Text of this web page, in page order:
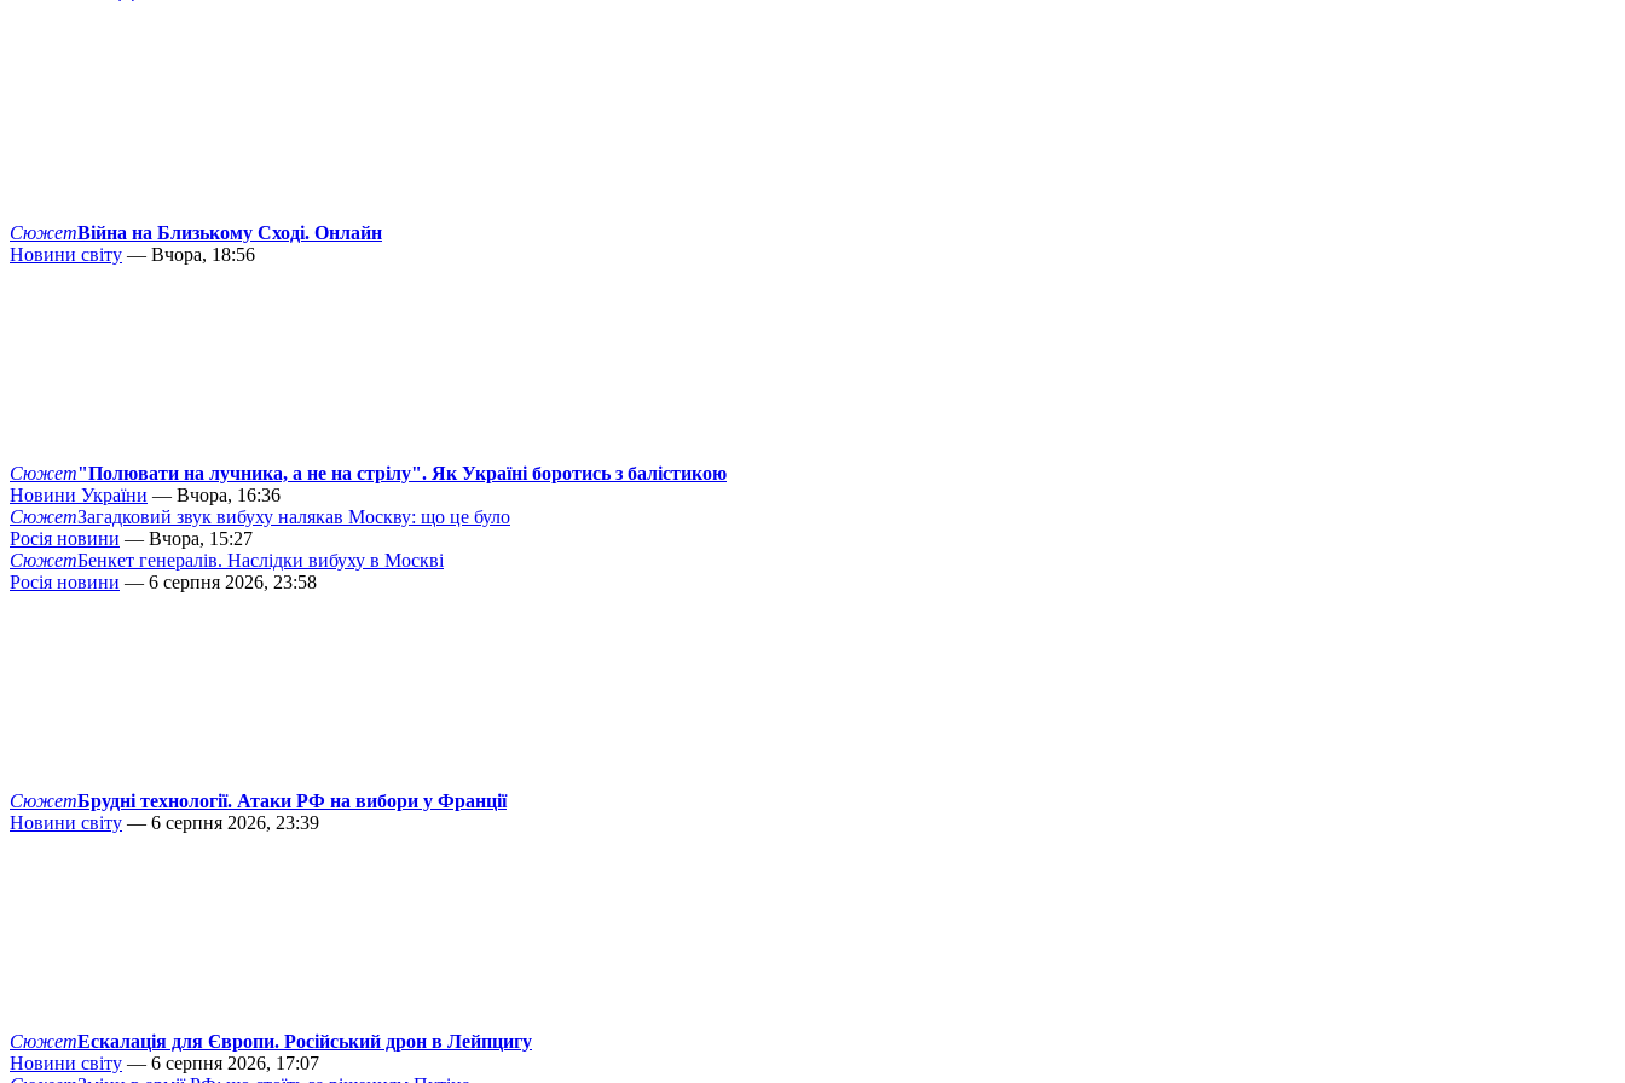
СюжетВійна на Близькому Сході. Онлайн
Новини світу — Вчора, 18:56
Сюжет"Полювати на лучника, а не на стрілу". Як Україні боротись з балістикою
Новини України — Вчора, 16:36
СюжетЗагадковий звук вибуху налякав Москву: що це було
Росія новини — Вчора, 15:27
СюжетБенкет генералів. Наслідки вибуху в Москві
Росія новини — 6 серпня 2026, 23:58
СюжетБрудні технології. Атаки РФ на вибори у Франції
Новини світу — 6 серпня 2026, 23:39
СюжетЕскалація для Європи. Російський дрон в Лейпцигу
Новини світу — 6 серпня 2026, 17:07